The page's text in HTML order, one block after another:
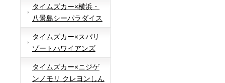
タイムズカー×横浜・
八景島シーパラダイス
タイムズカー×スパリ
ゾートハワイアンズ
タイムズカー×ニジゲ
ンノモリ クレヨンしん